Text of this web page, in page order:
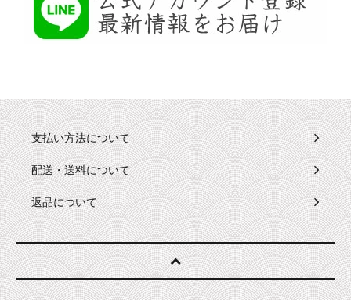
支払い方法について
配送・送料について
返品について